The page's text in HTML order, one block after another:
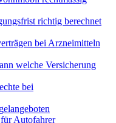
richtig berechnet
bei Arzneimitteln
welche Versicherung
bei
Autofahrer